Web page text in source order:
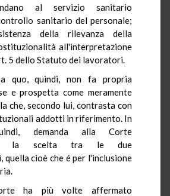
al servizio sanitario
sanitario del personale;
della rilevanza della
all'interpretazione
5 dello Statuto dei lavoratori.
quo, quindi, non fa propria
e prospetta come meramente
che, secondo lui, contrasta con
addotti in riferimento. In
demanda alla Corte
la scelta tra le due
quella cioè che é per l'inclusione
ha più volte affermato